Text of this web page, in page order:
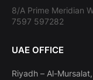
8/A Prime Meridian
7597 597282
UAE OFFICE
Riyadh – Al-